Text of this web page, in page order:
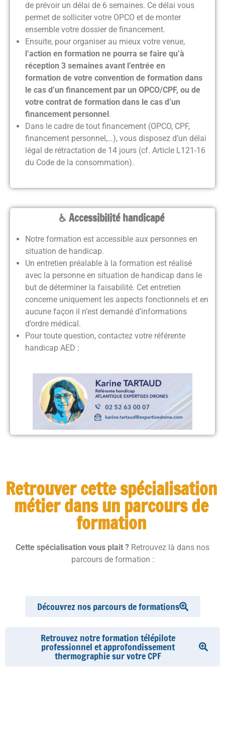
de prévoir un délai de 6 semaines. Ce délai vous
permet de solliciter votre OPCO et de monter
ensemble votre dossier de financement.
Ensuite, pour organiser au mieux votre venue,
l’action en formation ne pourra se faire qu’à
réception 3 semaines avant l’entrée en
formation de votre convention de formation dans
le cas d’un financement par un OPCO/CPF, ou de
votre contrat de formation dans le cas d’un
financement personnel .
Dans le cadre de tout financement (OPCO, CPF,
financement personnel,…), vous disposez d’un délai
légal de rétractation de 14 jours (cf. Article L121-16
du Code de la consommation).
♿ Accessibilité handicapé
Notre formation est accessible aux personnes en
situation de handicap.
Un entretien préalable à la formation est réalisé
avec la personne en situation de handicap dans le
but de déterminer la faisabilité. Cet entretien
concerne uniquement les aspects fonctionnels et en
aucune façon il n’est demandé d’informations
d’ordre médical.
Pour toute question, contactez votre référente
handicap AED :
Retrouver cette spécialisation
métier dans un parcours de
formation
Cette spécialisation vous plait ? Retrouvez là dans nos
parcours de formation :
Découvrez nos parcours de formations
Retrouvez notre formation télépilote
professionnel et approfondissement
thermographie sur votre CPF